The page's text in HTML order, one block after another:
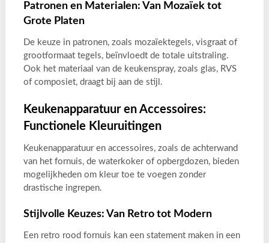
Patronen en Materialen: Van Mozaïek tot
Grote Platen
De keuze in patronen, zoals mozaïektegels, visgraat of
grootformaat tegels, beïnvloedt de totale uitstraling.
Ook het materiaal van de keukenspray, zoals glas, RVS
of composiet, draagt bij aan de stijl.
Keukenapparatuur en Accessoires:
Functionele Kleuruitingen
Keukenapparatuur en accessoires, zoals de achterwand
van het fornuis, de waterkoker of opbergdozen, bieden
mogelijkheden om kleur toe te voegen zonder
drastische ingrepen.
Stijlvolle Keuzes: Van Retro tot Modern
Een retro rood fornuis kan een statement maken in een